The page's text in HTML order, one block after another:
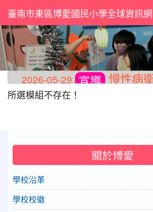
臺南市東區博愛國民小學全球資訊網
2026-05-29 宣導 慢性病衛教
所選模組不存在！
關於博愛
學校沿革
學校校徽